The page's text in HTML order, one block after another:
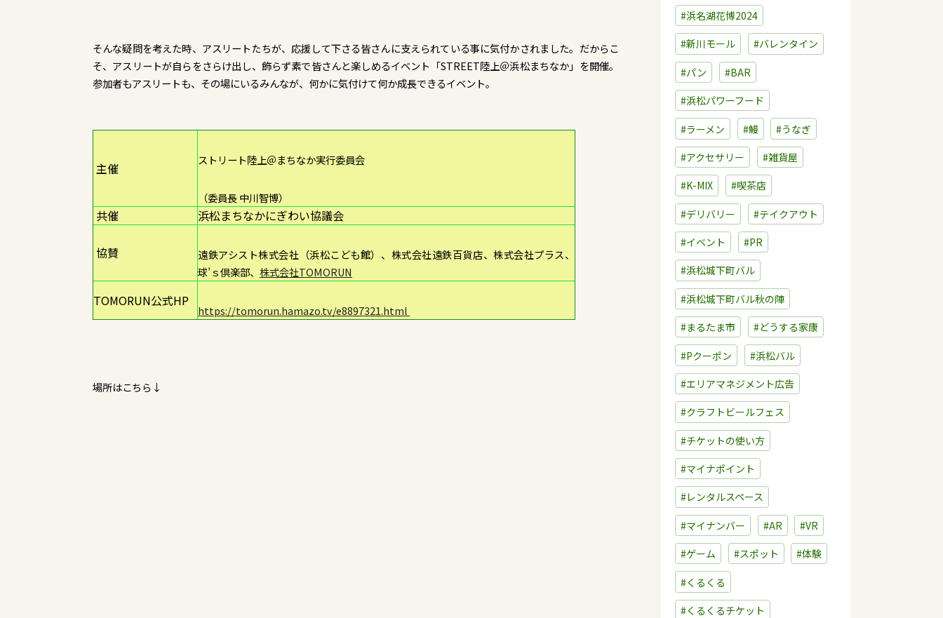
そんな疑問を考えた時、アスリートたちが、応援して下さる皆さんに支えられている事に気付かされました。だからこ
そ、アスリートが自らをさらけ出し、飾らず素で皆さんと楽しめるイベント「STREET陸上＠浜松まちなか」を開催。
参加者もアスリートも、その場にいるみんなが、何かに気付けて何か成長できるイベント。
主催
ストリート陸上＠まちなか実行委員会
（委員長 中川智博）
共催 浜松まちなかにぎわい協議会
協賛
遠鉄アシスト株式会社（浜松こども館）、株式会社遠鉄百貨店、株式会社プラス、
球’ｓ倶楽部、 株式会社TOMORUN
TOMORUN公式HP
https://tomorun.hamazo.tv/e8897321.html
場所はこちら↓
#浜名湖花博2024
#新川モール #バレンタイン
#パン #BAR
#浜松パワーフード
#ラーメン #鰻 #うなぎ
#アクセサリー #雑貨屋
#K-MIX #喫茶店
#デリバリー #テイクアウト
#イベント #PR
#浜松城下町バル
#浜松城下町バル秋の陣
#まるたま市 #どうする家康
#Pクーポン #浜松バル
#エリアマネジメント広告
#クラフトビールフェス
#チケットの使い方
#マイナポイント
#レンタルスペース
#マイナンバー #AR #VR
#ゲーム #スポット #体験
#くるくる
#くるくるチケット